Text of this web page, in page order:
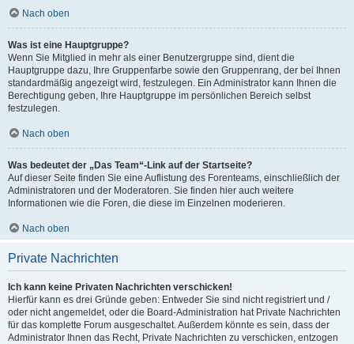
Nach oben
Was ist eine Hauptgruppe?
Wenn Sie Mitglied in mehr als einer Benutzergruppe sind, dient die
Hauptgruppe dazu, Ihre Gruppenfarbe sowie den Gruppenrang, der bei Ihnen
standardmäßig angezeigt wird, festzulegen. Ein Administrator kann Ihnen die
Berechtigung geben, Ihre Hauptgruppe im persönlichen Bereich selbst
festzulegen.
Nach oben
Was bedeutet der „Das Team“-Link auf der Startseite?
Auf dieser Seite finden Sie eine Auflistung des Forenteams, einschließlich der
Administratoren und der Moderatoren. Sie finden hier auch weitere
Informationen wie die Foren, die diese im Einzelnen moderieren.
Nach oben
Private Nachrichten
Ich kann keine Privaten Nachrichten verschicken!
Hierfür kann es drei Gründe geben: Entweder Sie sind nicht registriert und /
oder nicht angemeldet, oder die Board-Administration hat Private Nachrichten
für das komplette Forum ausgeschaltet. Außerdem könnte es sein, dass der
Administrator Ihnen das Recht, Private Nachrichten zu verschicken, entzogen